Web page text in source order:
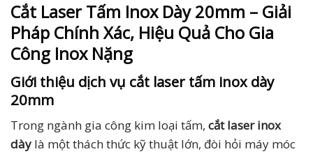
Cắt Laser Tấm Inox Dày 20mm – Giải
Pháp Chính Xác, Hiệu Quả Cho Gia
Công Inox Nặng
Giới thiệu dịch vụ cắt laser tấm inox dày
20mm
Trong ngành gia công kim loại tấm, cắt laser inox
dày là một thách thức kỹ thuật lớn, đòi hỏi máy móc